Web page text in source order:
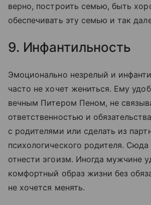
верно, построить семью, быть
обеспечивать эту семью и так
9. Инфантильность
Эмоционально незрелый и
часто не хочет жениться. Ему
вечным Питером Пеном, не
ответственностью и
с родителями или сделать из
психологического родителя.
отнести эгоизм. Иногда мужчине
комфортный образ жизни без
не хочется менять.